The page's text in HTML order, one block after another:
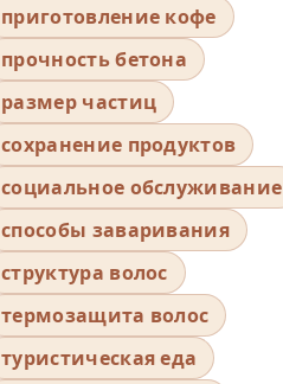
приготовление кофе
прочность бетона
размер частиц
сохранение продуктов
социальное обслуживание
способы заваривания
структура волос
термозащита волос
туристическая еда